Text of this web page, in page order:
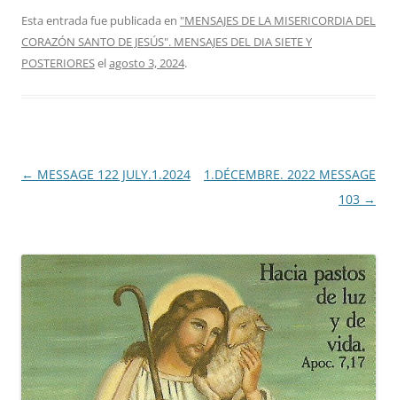
Esta entrada fue publicada en "MENSAJES DE LA MISERICORDIA DEL
CORAZÓN SANTO DE JESÚS". MENSAJES DEL DIA SIETE Y
POSTERIORESelagosto 3, 2024.
Navegación
← MESSAGE 122 JULY.1.2024
1.DÉCEMBRE. 2022 MESSAGE
103 →